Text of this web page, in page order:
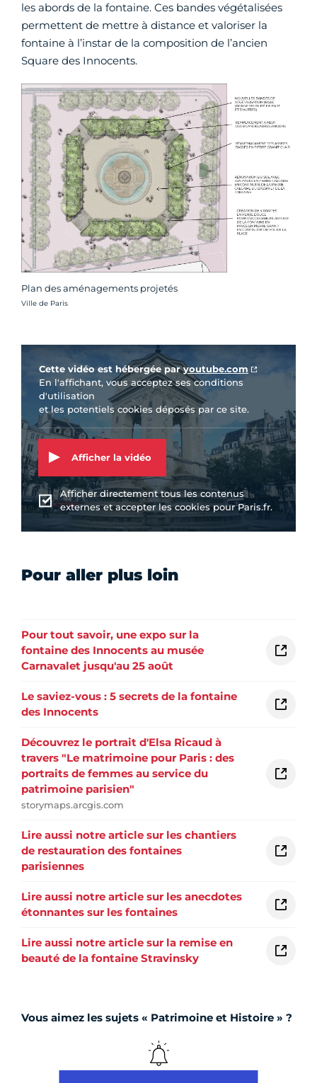
les abords de la fontaine. Ces bandes végétalisées
permettent de mettre à distance et valoriser la
fontaine à l’instar de la composition de l’ancien
Square des Innocents.
Plan des aménagements projetés
Crédit photo :
Ville de Paris
Cette vidéo est hébergée paryoutube.com
En l'affichant, vous acceptez ses conditions
d'utilisation
et les potentiels cookies déposés par ce site.
Afficher la vidéo
Afficher directement tous les contenus
externes et accepter les cookies pour Paris.fr.
Pour aller plus loin
Pour tout savoir, une expo sur la
fontaine des Innocents au musée
Carnavalet jusqu'au 25 août
Le saviez-vous : 5 secrets de la fontaine
des Innocents
Découvrez le portrait d'Elsa Ricaud à
travers "Le matrimoine pour Paris : des
portraits de femmes au service du
patrimoine parisien"
storymaps.arcgis.com
Lire aussi notre article sur les chantiers
de restauration des fontaines
parisiennes
Lire aussi notre article sur les anecdotes
étonnantes sur les fontaines
Lire aussi notre article sur la remise en
beauté de la fontaine Stravinsky
Vous aimez les sujets « Patrimoine et Histoire » ?